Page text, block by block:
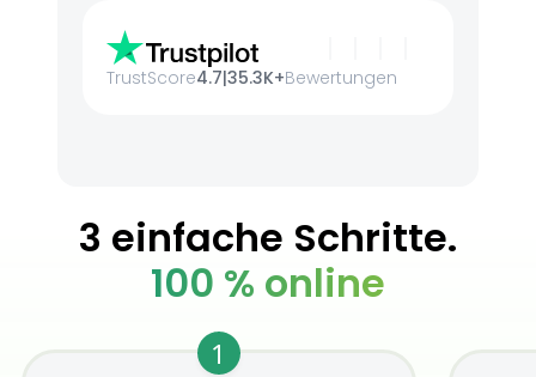
TrustScore4.7|35.3K+Bewertungen
3 einfache Schritte.
100 % online
1